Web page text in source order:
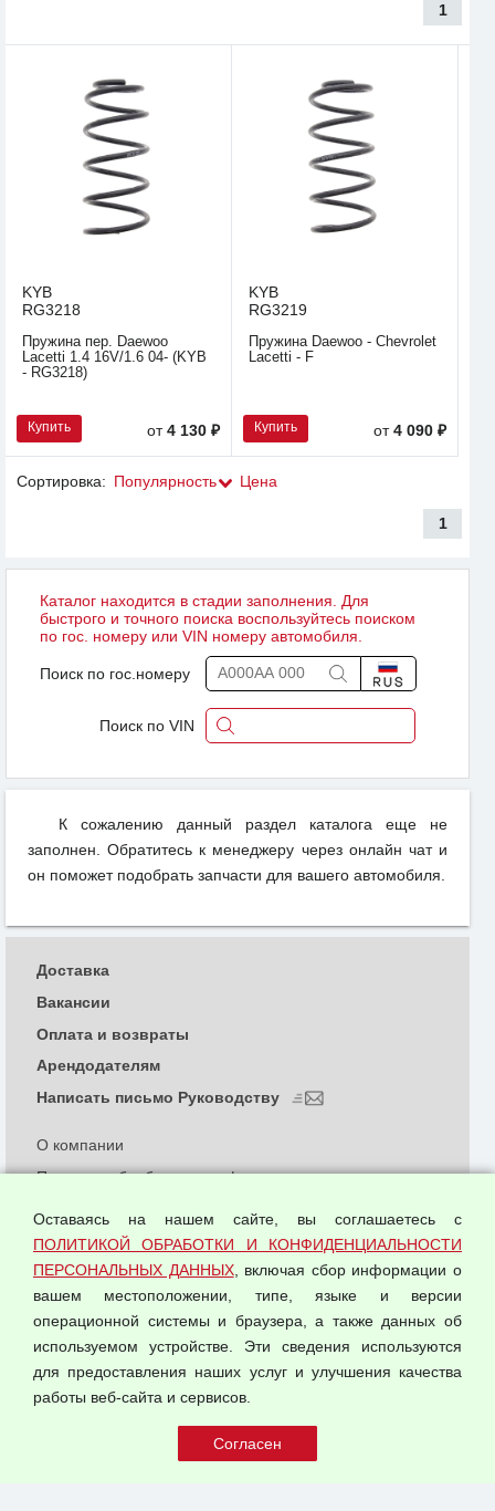
1
KYB
RG3218
Пружина пер. Daewoo
Lacetti 1.4 16V/1.6 04- (KYB
- RG3218)
Купить от4 130 ₽
KYB
RG3219
Пружина Daewoo - Chevrolet
Lacetti - F
Купить от4 090 ₽
Сортировка: Популярность Цена
1
Каталог находится в стадии заполнения. Для
быстрого и точного поиска воспользуйтесь поиском
по гос. номеру или VIN номеру автомобиля.
Поиск по гос.номеру
Поиск по VIN
К сожалению данный раздел каталога еще не
заполнен. Обратитесь к менеджеру через онлайн чат и
он поможет подобрать запчасти для вашего автомобиля.
© 2026 ООО "Феникс"
О компании
Политика обработки и конфиденциальности
Согласием на обработку персональных данных
Оферта оптовой купли-продажи
Публичная оферта
Доставка
Вакансии
Оплата и возвраты
Арендодателям
Написать письмо Руководству
Оставаясь на нашем сайте, вы соглашаетесь с
ПОЛИТИКОЙ ОБРАБОТКИ И КОНФИДЕНЦИАЛЬНОСТИ
ПЕРСОНАЛЬНЫХ ДАННЫХ, включая сбор информации о
вашем местоположении, типе, языке и версии
операционной системы и браузера, а также данных об
используемом устройстве. Эти сведения используются
для предоставления наших услуг и улучшения качества
работы веб-сайта и сервисов.